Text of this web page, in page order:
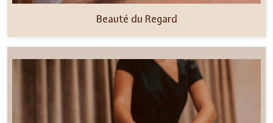
Beauté du Regard